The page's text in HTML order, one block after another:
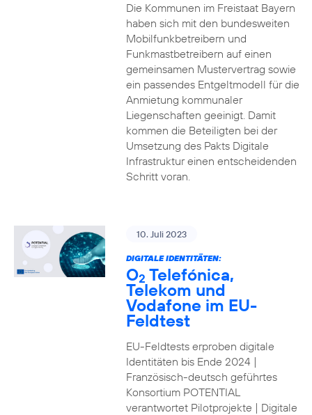
Die Kommunen im Freistaat Bayern
haben sich mit den bundesweiten
Mobilfunkbetreibern und
Funkmastbetreibern auf einen
gemeinsamen Mustervertrag sowie
ein passendes Entgeltmodell für die
Anmietung kommunaler
Liegenschaften geeinigt. Damit
kommen die Beteiligten bei der
Umsetzung des Pakts Digitale
Infrastruktur einen entscheidenden
Schritt voran.
10. Juli 2023
DIGITALE IDENTITÄTEN:
O2 Telefónica,
Telekom und
Vodafone im EU-
Feldtest
EU-Feldtests erproben digitale
Identitäten bis Ende 2024 |
Französisch-deutsch geführtes
Konsortium POTENTIAL
verantwortet Pilotprojekte | Digitale